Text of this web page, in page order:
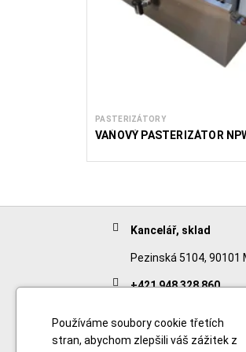
PASTERIZÁTORY
VAŇOVÝ PASTERIZÁTOR
Kancelář, sklad
Pezinská 5104, 90101
+421 948 328 860
+421 911 932 091
Používáme soubory cookie třetích
stran, abychom zlepšili váš zážitek z